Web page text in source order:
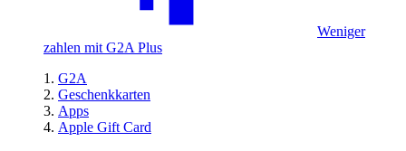
Weniger
zahlen mit G2A Plus
G2A
Geschenkkarten
Apps
Apple Gift Card